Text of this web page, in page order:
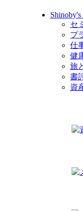
セ
プ
仕
健
旅
書
資